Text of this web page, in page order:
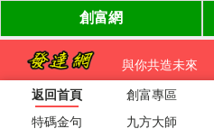
與你共造未來
返回首頁
創富專區
特碼金句
九方大師